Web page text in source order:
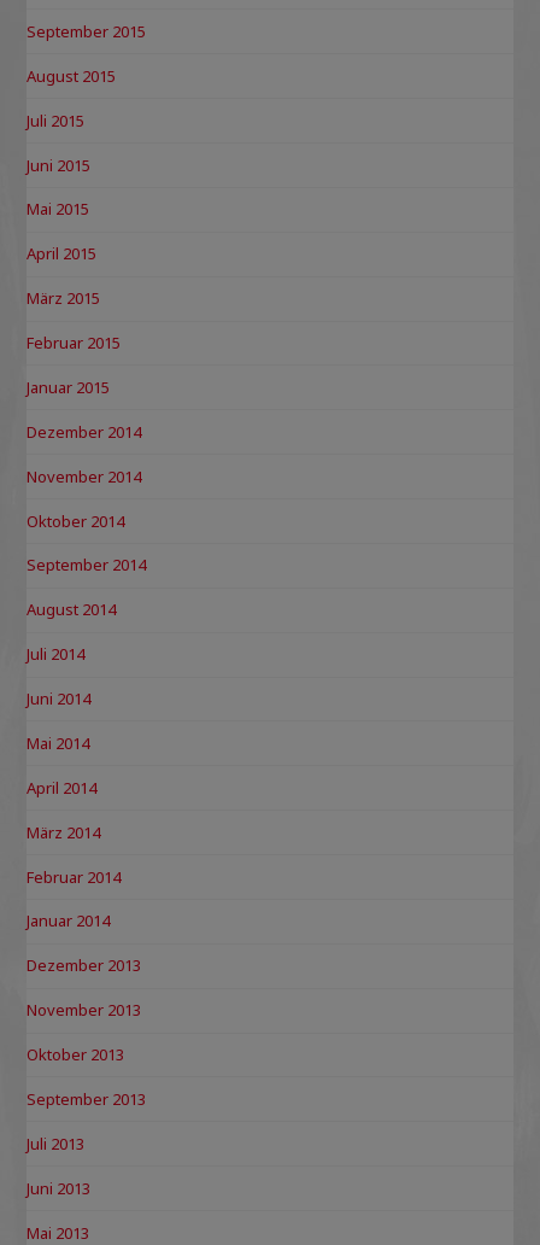
September 2015
August 2015
Juli 2015
Juni 2015
Mai 2015
April 2015
März 2015
Februar 2015
Januar 2015
Dezember 2014
November 2014
Oktober 2014
September 2014
August 2014
Juli 2014
Juni 2014
Mai 2014
April 2014
März 2014
Februar 2014
Januar 2014
Dezember 2013
November 2013
Oktober 2013
September 2013
Juli 2013
Juni 2013
Mai 2013